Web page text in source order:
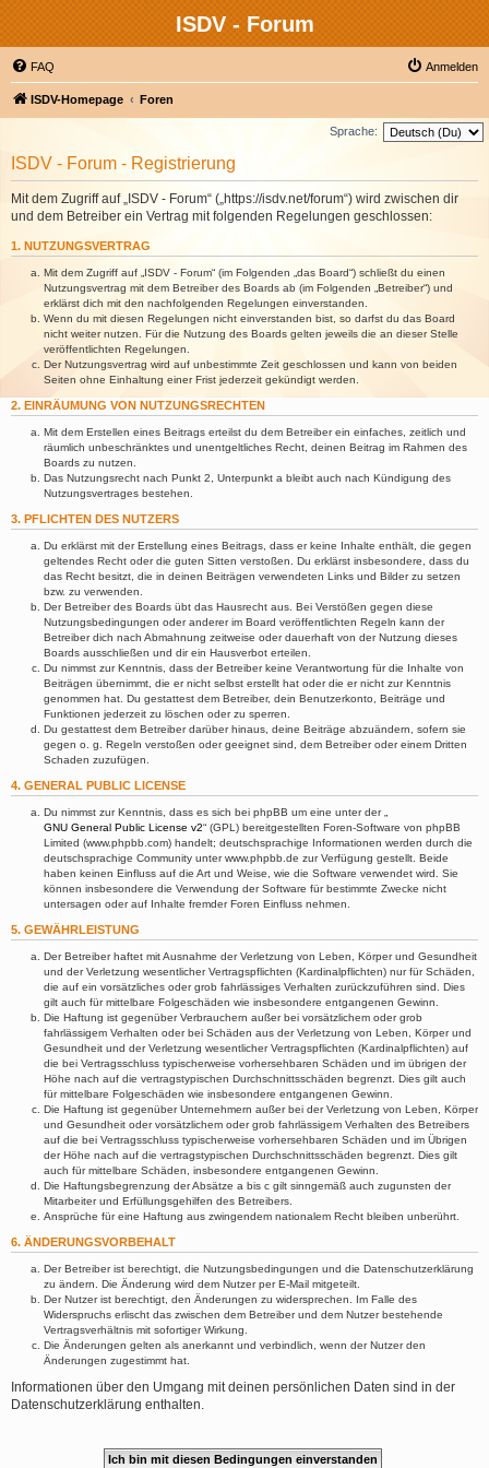
ISDV - Forum
FAQ Anmelden
ISDV-Homepage Foren
Sprache:
ISDV - Forum - Registrierung
Mit dem Zugriff auf „ISDV - Forum“ („https://isdv.net/forum“) wird zwischen dir
und dem Betreiber ein Vertrag mit folgenden Regelungen geschlossen:
1. NUTZUNGSVERTRAG
Mit dem Zugriff auf „ISDV - Forum“ (im Folgenden „das Board“) schließt du einen
Nutzungsvertrag mit dem Betreiber des Boards ab (im Folgenden „Betreiber“) und
erklärst dich mit den nachfolgenden Regelungen einverstanden.
Wenn du mit diesen Regelungen nicht einverstanden bist, so darfst du das Board
nicht weiter nutzen. Für die Nutzung des Boards gelten jeweils die an dieser Stelle
veröffentlichten Regelungen.
Der Nutzungsvertrag wird auf unbestimmte Zeit geschlossen und kann von beiden
Seiten ohne Einhaltung einer Frist jederzeit gekündigt werden.
2. EINRÄUMUNG VON NUTZUNGSRECHTEN
Mit dem Erstellen eines Beitrags erteilst du dem Betreiber ein einfaches, zeitlich und
räumlich unbeschränktes und unentgeltliches Recht, deinen Beitrag im Rahmen des
Boards zu nutzen.
Das Nutzungsrecht nach Punkt 2, Unterpunkt a bleibt auch nach Kündigung des
Nutzungsvertrages bestehen.
3. PFLICHTEN DES NUTZERS
Du erklärst mit der Erstellung eines Beitrags, dass er keine Inhalte enthält, die gegen
geltendes Recht oder die guten Sitten verstoßen. Du erklärst insbesondere, dass du
das Recht besitzt, die in deinen Beiträgen verwendeten Links und Bilder zu setzen
bzw. zu verwenden.
Der Betreiber des Boards übt das Hausrecht aus. Bei Verstößen gegen diese
Nutzungsbedingungen oder anderer im Board veröffentlichten Regeln kann der
Betreiber dich nach Abmahnung zeitweise oder dauerhaft von der Nutzung dieses
Boards ausschließen und dir ein Hausverbot erteilen.
Du nimmst zur Kenntnis, dass der Betreiber keine Verantwortung für die Inhalte von
Beiträgen übernimmt, die er nicht selbst erstellt hat oder die er nicht zur Kenntnis
genommen hat. Du gestattest dem Betreiber, dein Benutzerkonto, Beiträge und
Funktionen jederzeit zu löschen oder zu sperren.
Du gestattest dem Betreiber darüber hinaus, deine Beiträge abzuändern, sofern sie
gegen o. g. Regeln verstoßen oder geeignet sind, dem Betreiber oder einem Dritten
Schaden zuzufügen.
4. GENERAL PUBLIC LICENSE
Du nimmst zur Kenntnis, dass es sich bei phpBB um eine unter der „
GNU General Public License v2“ (GPL) bereitgestellten Foren-Software von phpBB
Limited (www.phpbb.com) handelt; deutschsprachige Informationen werden durch die
deutschsprachige Community unter www.phpbb.de zur Verfügung gestellt. Beide
haben keinen Einfluss auf die Art und Weise, wie die Software verwendet wird. Sie
können insbesondere die Verwendung der Software für bestimmte Zwecke nicht
untersagen oder auf Inhalte fremder Foren Einfluss nehmen.
5. GEWÄHRLEISTUNG
Der Betreiber haftet mit Ausnahme der Verletzung von Leben, Körper und Gesundheit
und der Verletzung wesentlicher Vertragspflichten (Kardinalpflichten) nur für Schäden,
die auf ein vorsätzliches oder grob fahrlässiges Verhalten zurückzuführen sind. Dies
gilt auch für mittelbare Folgeschäden wie insbesondere entgangenen Gewinn.
Die Haftung ist gegenüber Verbrauchern außer bei vorsätzlichem oder grob
fahrlässigem Verhalten oder bei Schäden aus der Verletzung von Leben, Körper und
Gesundheit und der Verletzung wesentlicher Vertragspflichten (Kardinalpflichten) auf
die bei Vertragsschluss typischerweise vorhersehbaren Schäden und im übrigen der
Höhe nach auf die vertragstypischen Durchschnittsschäden begrenzt. Dies gilt auch
für mittelbare Folgeschäden wie insbesondere entgangenen Gewinn.
Die Haftung ist gegenüber Unternehmern außer bei der Verletzung von Leben, Körper
und Gesundheit oder vorsätzlichem oder grob fahrlässigem Verhalten des Betreibers
auf die bei Vertragsschluss typischerweise vorhersehbaren Schäden und im Übrigen
der Höhe nach auf die vertragstypischen Durchschnittsschäden begrenzt. Dies gilt
auch für mittelbare Schäden, insbesondere entgangenen Gewinn.
Die Haftungsbegrenzung der Absätze a bis c gilt sinngemäß auch zugunsten der
Mitarbeiter und Erfüllungsgehilfen des Betreibers.
Ansprüche für eine Haftung aus zwingendem nationalem Recht bleiben unberührt.
6. ÄNDERUNGSVORBEHALT
Der Betreiber ist berechtigt, die Nutzungsbedingungen und die Datenschutzerklärung
zu ändern. Die Änderung wird dem Nutzer per E-Mail mitgeteilt.
Der Nutzer ist berechtigt, den Änderungen zu widersprechen. Im Falle des
Widerspruchs erlischt das zwischen dem Betreiber und dem Nutzer bestehende
Vertragsverhältnis mit sofortiger Wirkung.
Die Änderungen gelten als anerkannt und verbindlich, wenn der Nutzer den
Änderungen zugestimmt hat.
Informationen über den Umgang mit deinen persönlichen Daten sind in der
Datenschutzerklärung enthalten.